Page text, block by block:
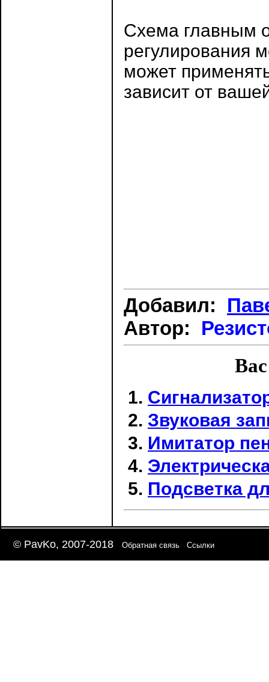
Схема главным
регулирования
может
зависит от
Добавил:
Автор:
Звуковая
Имитатор
Подсветка
© PavKo, 2007-2018 Обратная связь Ссылки